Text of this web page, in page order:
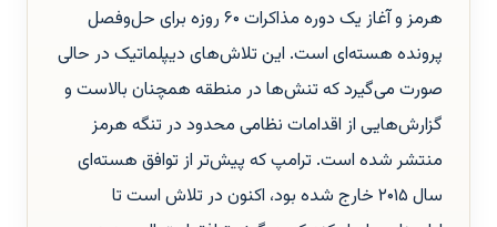
هرمز و آغاز یک دوره مذاکرات ۶۰ روزه برای حل‌وفصل
پرونده هسته‌ای است. این تلاش‌های دیپلماتیک در حالی
صورت می‌گیرد که تنش‌ها در منطقه همچنان بالاست و
گزارش‌هایی از اقدامات نظامی محدود در تنگه هرمز
منتشر شده است. ترامپ که پیش‌تر از توافق هسته‌ای
سال ۲۰۱۵ خارج شده بود، اکنون در تلاش است تا